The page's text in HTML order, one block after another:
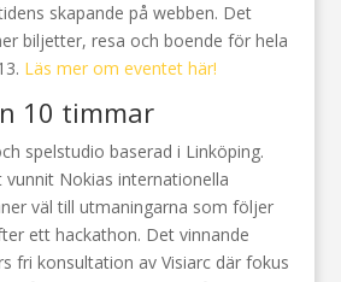
skapande på webben. Det
biljetter, resa och boende för hela
Läs mer om eventet här!
10 timmar
spelstudio baserad i Linköping.
vunnit Nokias internationella
väl till utmaningarna som följer
ett hackathon. Det vinnande
fri konsultation av Visiarc där fokus